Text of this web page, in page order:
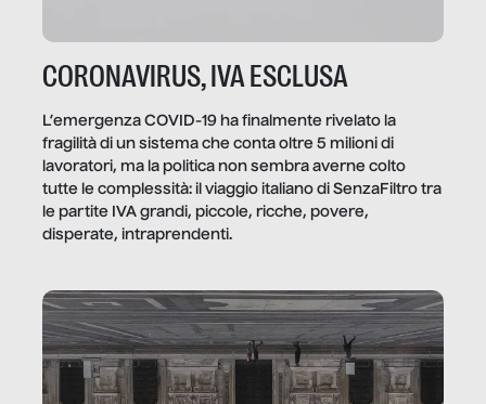
CORONAVIRUS, IVA ESCLUSA
L’emergenza COVID-19 ha finalmente rivelato la
fragilità di un sistema che conta oltre 5 milioni di
lavoratori, ma la politica non sembra averne colto
tutte le complessità: il viaggio italiano di SenzaFiltro tra
le partite IVA grandi, piccole, ricche, povere,
disperate, intraprendenti.